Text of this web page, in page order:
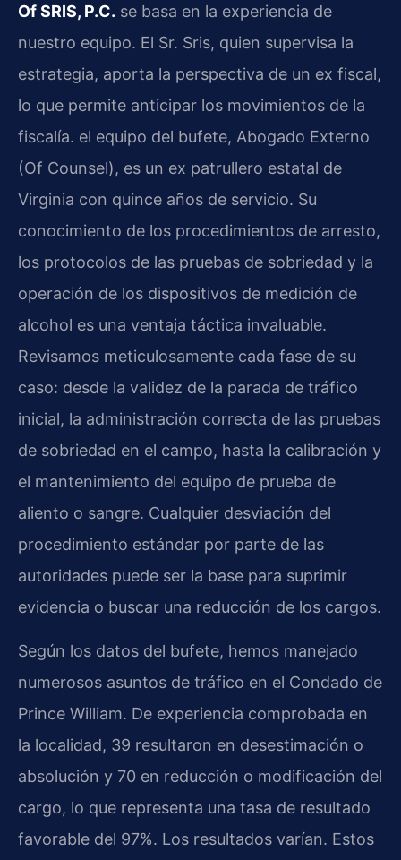
Of SRIS, P.C. se basa en la experiencia de
nuestro equipo. El Sr. Sris, quien supervisa la
estrategia, aporta la perspectiva de un ex fiscal,
lo que permite anticipar los movimientos de la
fiscalía. el equipo del bufete, Abogado Externo
(Of Counsel), es un ex patrullero estatal de
Virginia con quince años de servicio. Su
conocimiento de los procedimientos de arresto,
los protocolos de las pruebas de sobriedad y la
operación de los dispositivos de medición de
alcohol es una ventaja táctica invaluable.
Revisamos meticulosamente cada fase de su
caso: desde la validez de la parada de tráfico
inicial, la administración correcta de las pruebas
de sobriedad en el campo, hasta la calibración y
el mantenimiento del equipo de prueba de
aliento o sangre. Cualquier desviación del
procedimiento estándar por parte de las
autoridades puede ser la base para suprimir
evidencia o buscar una reducción de los cargos.
Según los datos del bufete, hemos manejado
numerosos asuntos de tráfico en el Condado de
Prince William. De experiencia comprobada en
la localidad, 39 resultaron en desestimación o
absolución y 70 en reducción o modificación del
cargo, lo que representa una tasa de resultado
favorable del 97%. Los resultados varían. Estos